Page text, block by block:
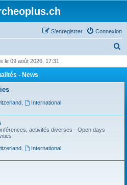
Connexion
S’enregistrer
h
le 09 août 2026, 17:31
- News
,
International
activités diverses - Open days
,
International